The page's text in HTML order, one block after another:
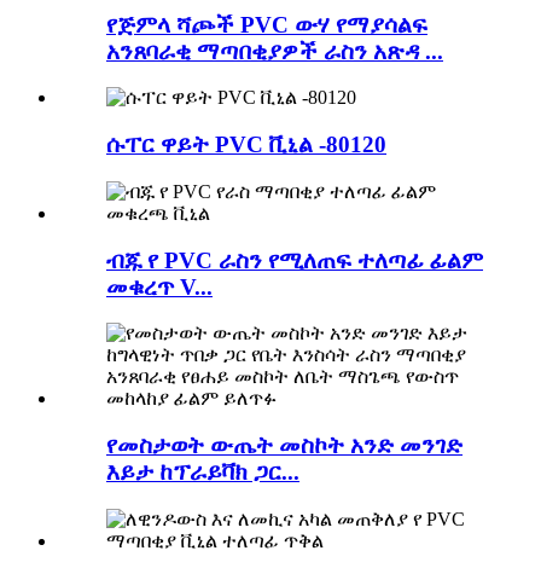
የጅምላ ሻጮች PVC ውሃ የማያሳልፍ
አንጸባራቂ ማጣበቂያዎች ራስን አጽዳ ...
ሱፐር ዋይት PVC ቪኒል -80120
ብጁ የ PVC ራስን የሚለጠፍ ተለጣፊ ፊልም
መቁረጥ V...
የመስታወት ውጤት መስኮት አንድ መንገድ
እይታ ከፕራይቫክ ጋር...